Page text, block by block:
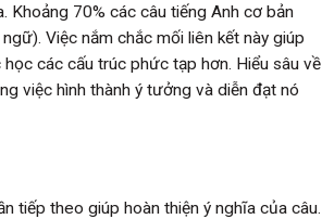
Khoảng 70% các câu tiếng Anh cơ bản
Việc nắm chắc mối liên kết này giúp
các cấu trúc phức tạp hơn. Hiểu sâu về
việc hình thành ý tưởng và diễn đạt nó
tiếp theo giúp hoàn thiện ý nghĩa của câu.